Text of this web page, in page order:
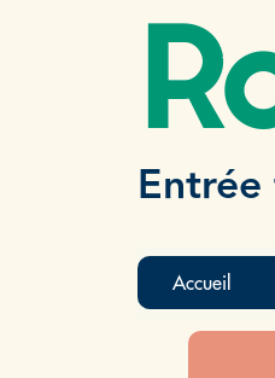
Accueil